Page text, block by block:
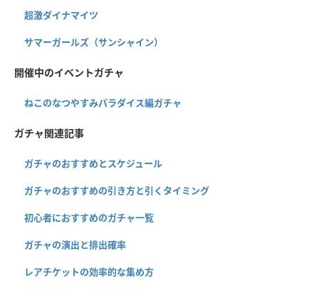
超激ダイナマイツ
サマーガールズ（サンシャイン）
開催中のイベントガチャ
ねこのなつやすみパラダイス編ガチャ
ガチャ関連記事
ガチャのおすすめとスケジュール
ガチャのおすすめの引き方と引くタイミング
初心者におすすめのガチャ一覧
ガチャの演出と排出確率
レアチケットの効率的な集め方